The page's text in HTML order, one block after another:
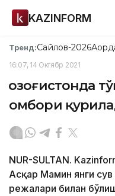
KAZINFORM
Тренд:Сайлов-2026
16:07, 14 Октябр 2021
Қозоғистонда
омбори
NUR-SULTAN.
Aсқар Мамин янги
режалари билан